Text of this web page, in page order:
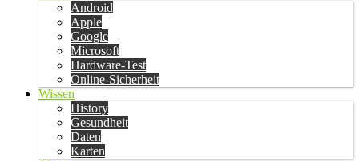
Android
Apple
Google
Microsoft
Hardware-Test
Online-Sicherheit
Wissen
History
Gesundheit
Daten
Karten